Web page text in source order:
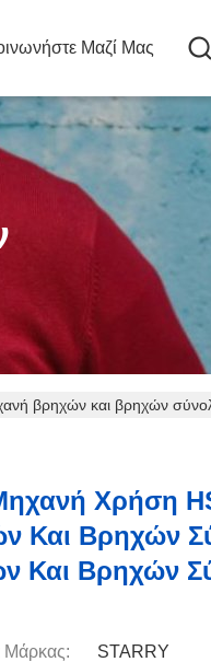
Μαζί Μας
βρηχών και βρηχών
Χρήση
Και Βρηχών
Και Βρηχών
Μάρκας: STARRY